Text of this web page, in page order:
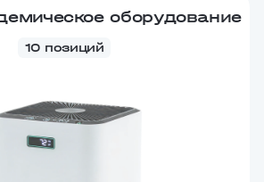
оборудование
10 позиций